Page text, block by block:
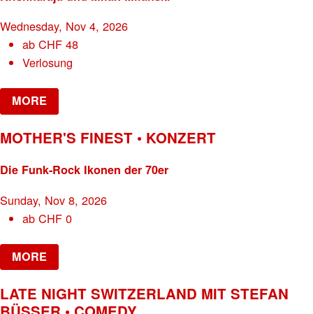
Wednesday, Nov 4, 2026
abCHF 48
Verlosung
MORE
MOTHER'S FINEST • KONZERT
Die Funk-Rock Ikonen der 70er
Sunday, Nov 8, 2026
abCHF 0
MORE
LATE NIGHT SWITZERLAND MIT STEFAN